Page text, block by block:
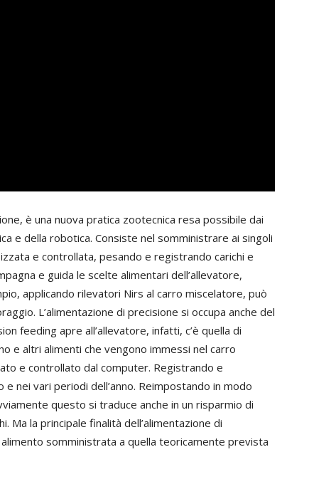
è una nuova pratica zootecnica resa possibile dai
e della robotica. Consiste nel somministrare ai singoli
e controllata, pesando e registrando carichi e
e guida le scelte alimentari dell’allevatore,
applicando rilevatori Nirs al carro miscelatore, può
L’alimentazione di precisione si occupa anche del
feeding apre all’allevatore, infatti, c’è quella di
e altri alimenti che vengono immessi nel carro
e controllato dal computer. Registrando e
nei vari periodi dell’anno. Reimpostando in modo
questo si traduce anche in un risparmio di
Ma la principale finalità dell’alimentazione di
somministrata a quella teoricamente prevista